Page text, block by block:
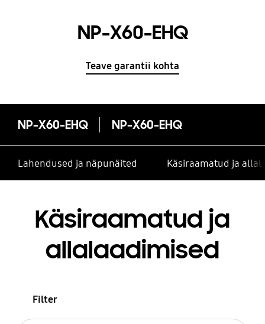
NP-X60-EHQ
Teave garantii kohta
NP-X60-EHQ NP-X60-EHQ
Lahendused ja näpunäited Käsiraamatud ja
Käsiraamatud ja
allalaadimised
Filter